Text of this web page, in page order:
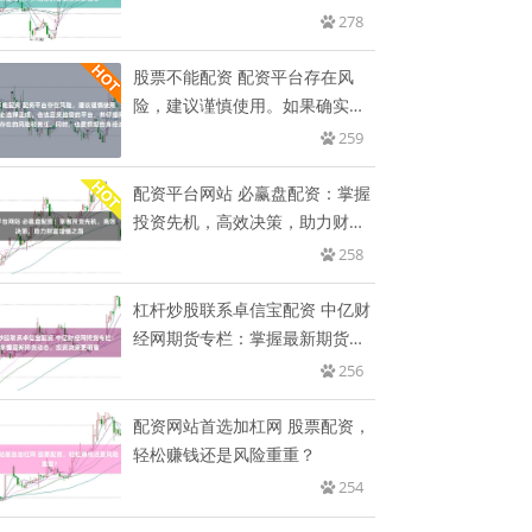
278
股票不能配资 配资平台存在风
险，建议谨慎使用。如果确实需
259
配资平台网站 必赢盘配资：掌握
投资先机，高效决策，助力财富
258
杠杆炒股联系卓信宝配资 中亿财
经网期货专栏：掌握最新期货动
256
配资网站首选加杠网 股票配资，
轻松赚钱还是风险重重？
254